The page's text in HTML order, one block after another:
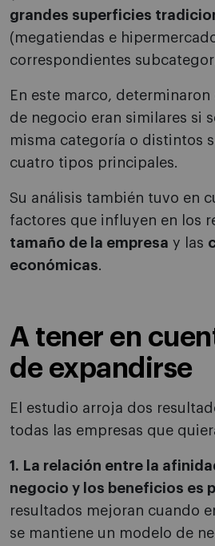
grandes superficies
(megatiendas e
correspondientes
En este marco,
de negocio eran similares si
misma categoría o distintos
cuatro tipos principales.
Su análisis también tuvo en
factores que influyen en los
tamaño de la empresa y las
económicas.
A tener en
de expandirse
El estudio arroja dos
todas las empresas que
1. La relación entre la
negocio y los beneficios es
resultados mejoran cuando
se mantiene un modelo de